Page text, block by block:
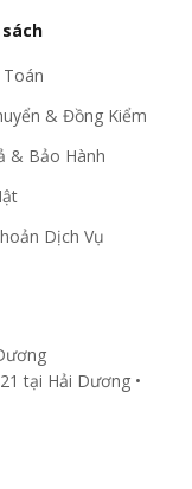
& Đồng Kiểm
& Bảo Hành
Dịch Vụ
tại Hải Dương •